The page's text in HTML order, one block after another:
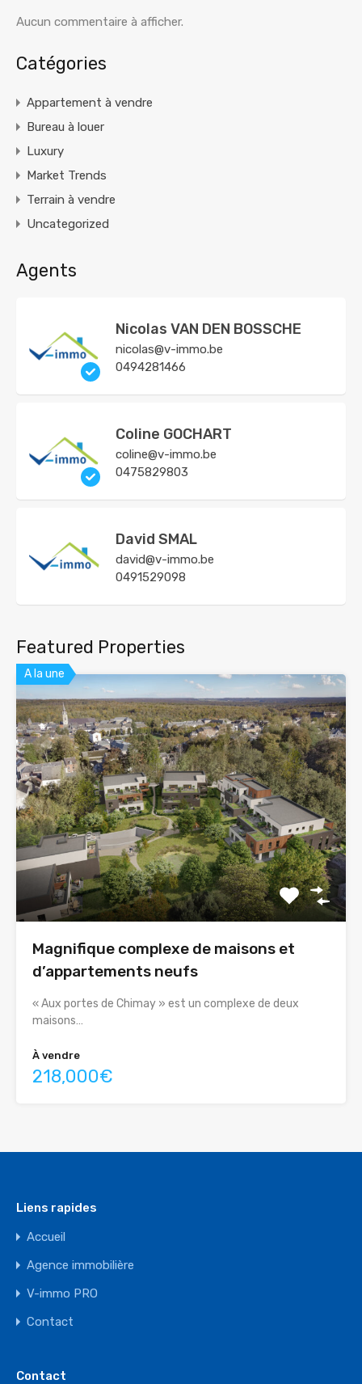
Aucun commentaire à afficher.
Catégories
Appartement à vendre
Bureau à louer
Luxury
Market Trends
Terrain à vendre
Uncategorized
Agents
Nicolas VAN DEN BOSSCHE
nicolas@v-immo.be
0494281466
Coline GOCHART
coline@v-immo.be
0475829803
David SMAL
david@v-immo.be
0491529098
Featured Properties
A la une
Magnifique complexe de maisons et
d’appartements neufs
« Aux portes de Chimay » est un complexe de deux
maisons…
À vendre
218,000€
Liens rapides
Accueil
Agence immobilière
V-immo PRO
Contact
Contact